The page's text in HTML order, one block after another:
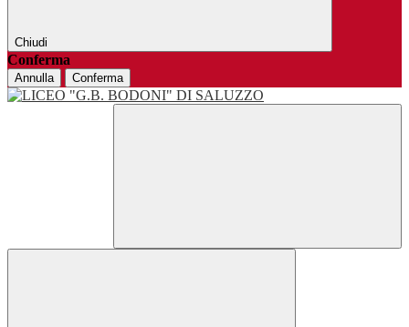
Chiudi
Conferma
Annulla Conferma